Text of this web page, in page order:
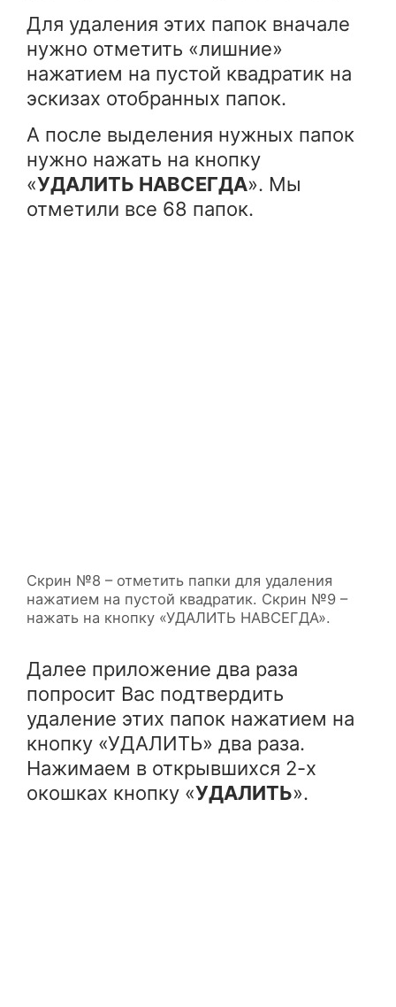
Для удаления этих папок вначале
нужно отметить «лишние»
нажатием на пустой квадратик на
эскизах отобранных папок.
А после выделения нужных папок
нужно нажать на кнопку
«УДАЛИТЬ НАВСЕГДА». Мы
отметили все 68 папок.
Скрин №8 – отметить папки для удаления
нажатием на пустой квадратик. Скрин №9 –
нажать на кнопку «УДАЛИТЬ НАВСЕГДА».
Далее приложение два раза
попросит Вас подтвердить
удаление этих папок нажатием на
кнопку «УДАЛИТЬ» два раза.
Нажимаем в открывшихся 2-х
окошках кнопку «УДАЛИТЬ».